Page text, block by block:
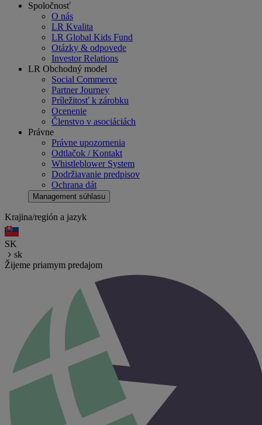
Spoločnosť
O nás
LR Kvalita
LR Global Kids Fund
Otázky & odpovede
Investor Relations
LR Obchodný model
Social Commerce
Partner Journey
Príležitosť k zárobku
Ocenenie
Členstvo v asociáciách
Právne
Právne upozornenia
Odtlačok / Kontakt
Whistleblower System
Dodržiavanie predpisov
Ochrana dát
Management súhlasu
Krajina/región a jazyk
SK
sk
Žijeme priamym predajom